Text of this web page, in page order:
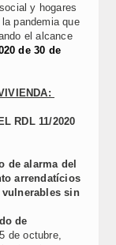
y hogares
pandemia que
el alcance
de 30 de
RDL 11/2020
de alarma del
arrendatícios
vulnerables sin
de
de octubre,